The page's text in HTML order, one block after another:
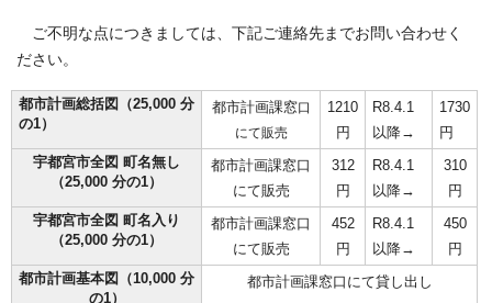
ご不明な点につきましては、下記ご連絡先までお問い合わせく
ださい。
都市計画総括図（25,000 分
の1）
都市計画課窓口
にて販売
1210
円
R8.4.1
以降→
1730
円
宇都宮市全図 町名無し
（25,000 分の1）
都市計画課窓口
にて販売
312
円
R8.4.1
以降→
310
円
宇都宮市全図 町名入り
（25,000 分の1）
都市計画課窓口
にて販売
452
円
R8.4.1
以降→
450
円
都市計画基本図（10,000 分
の1）
都市計画課窓口にて貸し出し